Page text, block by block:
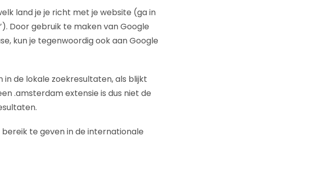
land je je richt met je website (ga in
Door gebruik te maken van Google
kun je tegenwoordig ook aan Google
de lokale zoekresultaten, als blijkt
.amsterdam extensie is dus niet de
te geven in de internationale